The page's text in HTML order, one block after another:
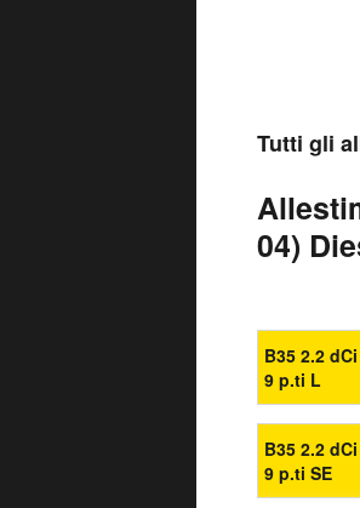
Tutti gli
04)
B35 2.2
9 p.ti L
B35 2.2
9 p.ti SE